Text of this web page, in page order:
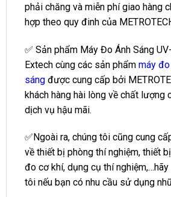
phải chăng và miễn phí giao hàng
hợp theo quy đinh của
✅ Sản phẩm Máy Đo Ánh Sáng
Extech cùng các sản phẩm máy
sáng được cung cấp bởi
khách hàng hài lòng về chất lượng
dịch vụ hậu mãi.
✅Ngoài ra, chúng tôi cũng cung
về thiết bị phòng thí nghiệm, thiết
đo cơ khí, dụng cụ thí
tôi nếu bạn có nhu cầu sử dụng